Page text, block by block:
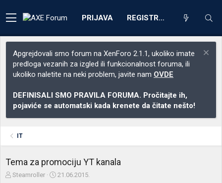
PRIJAVA REGISTRACIJA
Apgrejdovali smo forum na XenForo 2.1.1, ukoliko imate
predloga vezanih za izgled ili funkcionalnost foruma, ili
ukoliko naletite na neki problem, javite nam OVDE
DEFINISALI SMO PRAVILA FORUMA. Pročitajte ih,
pojaviće se automatski kada krenete da čitate nešto!
IT
Tema za promociju YT kanala
Z
Steamroller
D
21.06.2015.